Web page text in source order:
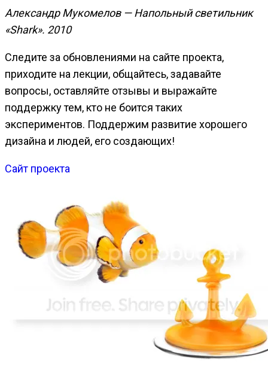
Александр Мукомелов — Напольный светильник
«Shark». 2010
Следите за обновлениями на сайте проекта,
приходите на лекции, общайтесь, задавайте
вопросы, оставляйте отзывы и выражайте
поддержку тем, кто не боится таких
экспериментов. Поддержим развитие хорошего
дизайна и людей, его создающих!
Сайт проекта